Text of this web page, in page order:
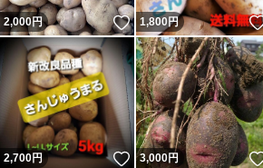
2,000円 いいね！
1,800 円
2,700円 いいね！
3,000円